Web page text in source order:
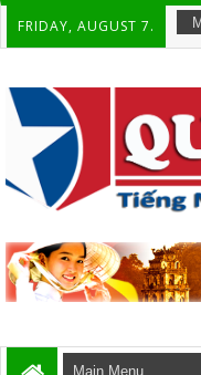
FRIDAY, AUGUST 7.